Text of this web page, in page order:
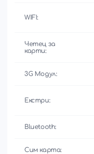
WIFI:
Четец за
карти:
3G Модул:
Екстри:
Bluetooth:
Сим карта: